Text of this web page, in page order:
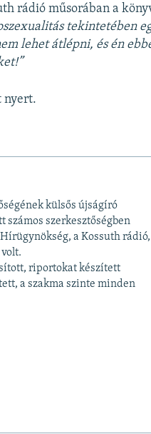
rádió műsorában a
tekintetében
lehet átlépni, és én
nyert.
külsős újságíró
számos szerkesztőségben
a Kossuth rádió,
riportokat készített
a szakma szinte minden